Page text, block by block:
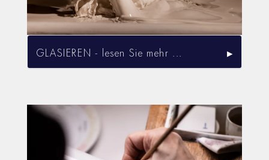
GLASIEREN - lesen Sie mehr ...